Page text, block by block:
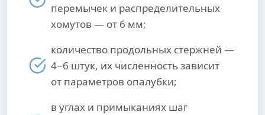
перемычек и распределительных
хомутов — от 6 мм;
количество продольных стержней —
4−6 штук, их численность зависит
от параметров опалубки;
в углах и примыканиях шаг